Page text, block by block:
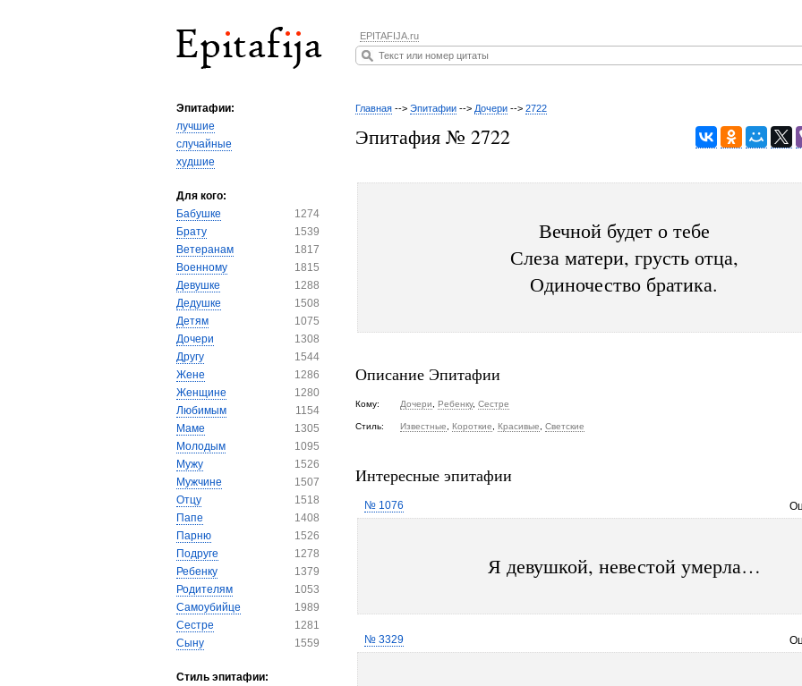
EPITAFIJA.ru
Эпитафии:
лучшие
случайные
худшие
Для кого:
Бабушке
1274
Брату
1539
Ветеранам
1817
Военному
1815
Девушке
1288
Дедушке
1508
Детям
1075
Дочери
1308
Другу
1544
Жене
1286
Женщине
1280
Любимым
1154
Маме
1305
Молодым
1095
Мужу
1526
Мужчине
1507
Отцу
1518
Папе
1408
Парню
1526
Подруге
1278
Ребенку
1379
Родителям
1053
Самоубийце
1989
Сестре
1281
Сыну
1559
Стиль эпитафии:
Главная --> Эпитафии --> Дочери --> 2722
Эпитафия № 2722
Вечной будет о тебе
Слеза матери, грусть отца,
Одиночество братика.
Описание Эпитафии
Кому: Дочери Ребенку, Сестре
Стиль: Известные Короткие Красивые Светские
Интересные эпитафии
№ 1076
Я девушкой, невестой умерла…
№ 3329